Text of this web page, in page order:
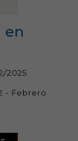
en
2025
- Febrero